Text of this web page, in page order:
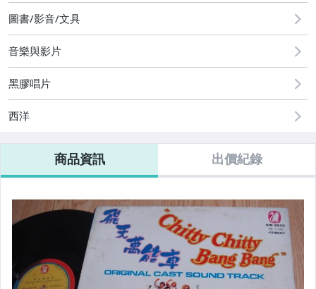
成人專區
玩具、模型與公仔
偶像、球員卡與郵幣
圖書/影音/文具
音樂與影片
黑膠唱片
西洋
商品資訊 出價紀錄